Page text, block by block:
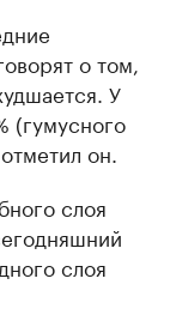
о том,
У
(гумусного
он.
слоя
слоя